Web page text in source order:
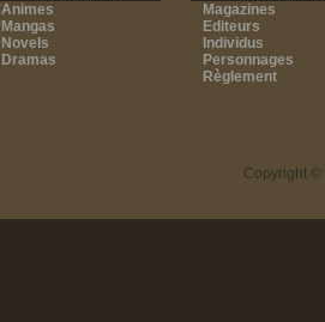
Animes
Mangas
Novels
Dramas
Magazines
Editeurs
Individus
Personnages
Règlement
Copyright ©